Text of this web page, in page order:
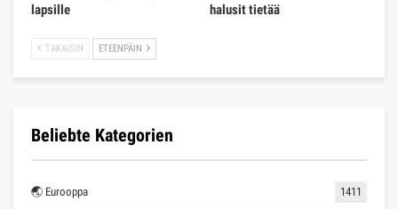
lapsille
halusit tietää
TAKAISIN ETEENPÄIN
Beliebte Kategorien
🌏 Eurooppa 1411